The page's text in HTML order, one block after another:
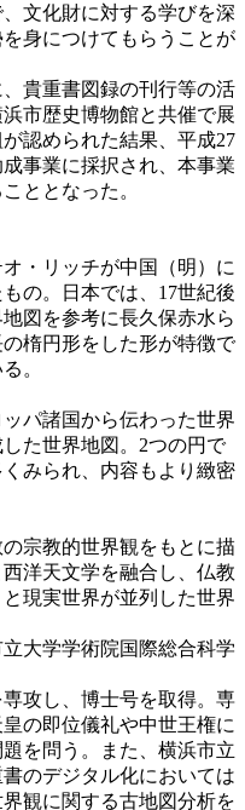
文化財に対する学びを深
身につけてもらうことが
貴重書図録の刊行等の活
市歴史博物館と共催で展
認められた結果、平成27
事業に採択され、本事業
ととなった。
・リッチが中国（明）に
の。日本では、17世紀後
図を参考に長久保赤水ら
楕円形をした形が特徴で
。
パ諸国から伝わった世界
た世界地図。2つの円で
みられ、内容もより緻密
宗教的世界観をもとに描
洋天文学を融合し、仏教
現実世界が並列した世界
大学学術院国際総合科学
攻し、博士号を取得。専
の即位儀礼や中世王権に
を問う。また、横浜市立
のデジタル化においては
観に関する古地図分析を